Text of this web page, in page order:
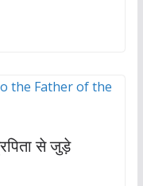
से जुड़े